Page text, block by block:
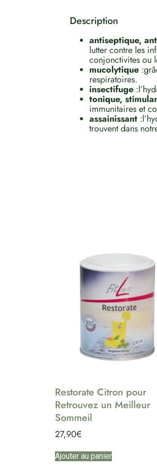
Description
antiseptique,
lutter contre les
conjonctivites ou
mucolytique
respiratoires.
insectifuge
tonique,
immunitaires et
assainissant
trouvent dans
Restorate Citron pour
Retrouvez un Meilleur
Sommeil
27,90€
Ajouter au panier